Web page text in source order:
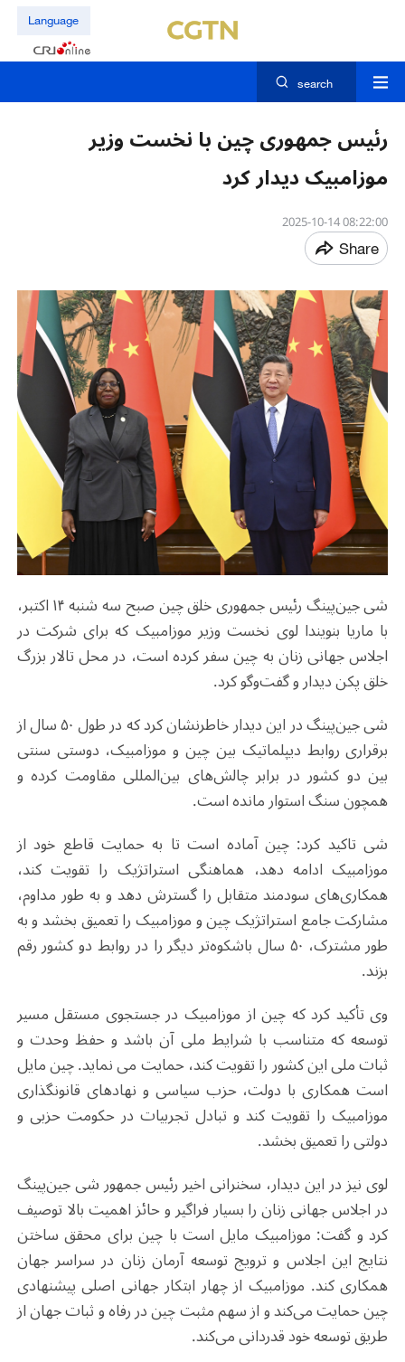
Language
search
رئیس جمهوری چین با نخست وزیر
موزامبیک دیدار کرد
08:22:00 2025-10-14
Share
شی جین‌پینگ رئیس جمهوری خلق چین صبح سه شنبه ۱۴ اکتبر،
با ماریا بنویندا لوی نخست وزیر موزامبیک که برای شرکت در
اجلاس جهانی زنان به چین سفر کرده است، در محل تالار بزرگ
خلق پکن دیدار و گفت‌وگو کرد.
شی جین‌پینگ در این دیدار خاطرنشان کرد که در طول ۵۰ سال از
برقراری روابط دیپلماتیک بین چین و موزامبیک، دوستی سنتی
بین دو کشور در برابر چالش‌های بین‌المللی مقاومت کرده و
همچون سنگ استوار مانده است.
شی تاکید کرد: چین آماده است تا به حمایت قاطع خود از
موزامبیک ادامه دهد، هماهنگی استراتژیک را تقویت کند،
همکاری‌های سودمند متقابل را گسترش دهد و به طور مداوم،
مشارکت جامع استراتژیک چین و موزامبیک را تعمیق بخشد و به
طور مشترک، ۵۰ سال باشکوه‌تر دیگر را در روابط دو کشور رقم
بزند.
وی تأکید کرد که چین از موزامبیک در جستجوی مستقل مسیر
توسعه‌ که متناسب با شرایط ملی آن باشد و حفظ وحدت و
ثبات ملی این کشور را تقویت کند، حمایت می‌ نماید. چین مایل
است همکاری با دولت، حزب سیاسی و نهادهای قانونگذاری
موزامبیک را تقویت کند و تبادل تجربیات در حکومت حزبی و
دولتی را تعمیق بخشد.
لوی نیز در این دیدار، سخنرانی اخیر رئیس جمهور شی جین‌پینگ
در اجلاس جهانی زنان را بسیار فراگیر و حائز اهمیت بالا توصیف
کرد و گفت: موزامبیک مایل است با چین برای محقق ساختن
نتایج این اجلاس و ترویج توسعه آرمان زنان در سراسر جهان
همکاری کند. موزامبیک از چهار ابتکار جهانی اصلی پیشنهادی
چین حمایت می‌کند و از سهم مثبت چین در رفاه و ثبات جهان از
طریق توسعه خود قدردانی می‌کند.